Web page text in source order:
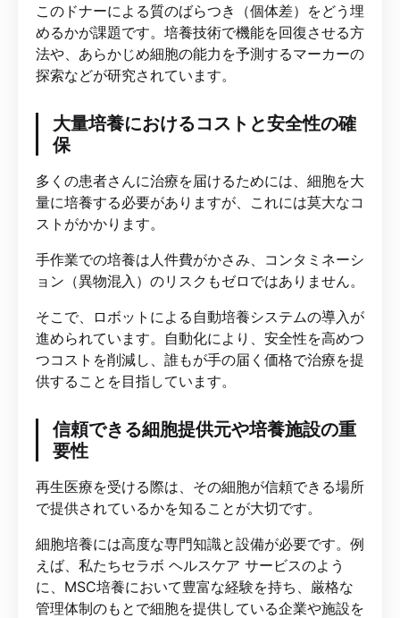
このドナーによる質のばらつき（個体差）をどう埋
めるかが課題です。培養技術で機能を回復させる方
法や、あらかじめ細胞の能力を予測するマーカーの
探索などが研究されています。
大量培養におけるコストと安全性の確
保
多くの患者さんに治療を届けるためには、細胞を大
量に培養する必要がありますが、これには莫大なコ
ストがかかります。
手作業での培養は人件費がかさみ、コンタミネーシ
ョン（異物混入）のリスクもゼロではありません。
そこで、ロボットによる自動培養システムの導入が
進められています。自動化により、安全性を高めつ
つコストを削減し、誰もが手の届く価格で治療を提
供することを目指しています。
信頼できる細胞提供元や培養施設の重
要性
再生医療を受ける際は、その細胞が信頼できる場所
で提供されているかを知ることが大切です。
細胞培養には高度な専門知識と設備が必要です。例
えば、私たちセラボ ヘルスケア サービスのよう
に、MSC培養において豊富な経験を持ち、厳格な
管理体制のもとで細胞を提供している企業や施設を